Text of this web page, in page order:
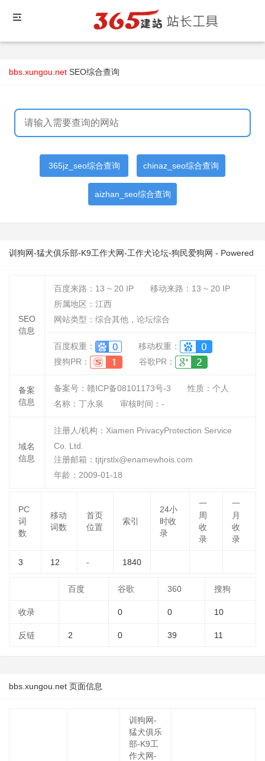
bbs.xungou.net SEO综合查询
365jz_seo综合查询 chinaz_seo综合查询
aizhan_seo综合查询
训狗网-猛犬俱乐部-K9工作犬网-工作犬论坛-狗民爱狗网 - Powered
SEO
信息
百度来路： 13 ~ 20 IP 移动来路： 13 ~ 20 IP
所属地区：江西
网站类型：综合其他，论坛综合
百度权重：
移动权重：
搜狗PR：
谷歌PR：
备案
信息
备案号：赣ICP备08101173号-3 性质： 个人
名称： 丁永泉 审核时间： -
域名
信息
注册人/机构：Xiamen PrivacyProtection Service
Co. Ltd.
注册邮箱：tjtjrstlx@enamewhois.com
年龄：2009-01-18
PC
词
数
移动
词数
首页
位置
索引
24小
时收
录
一
周
收
录
一
月
收
录
3 12 - 1840
百度 谷歌 360 搜狗
收录 0 0 10
反链 2 0 39 11
bbs.xungou.net 页面信息
训狗网-
猛犬俱乐
部-K9工
作犬网-